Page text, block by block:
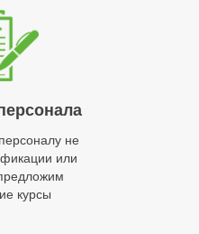
не
или
курсы